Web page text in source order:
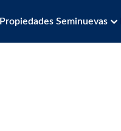
Propiedades Seminuevas